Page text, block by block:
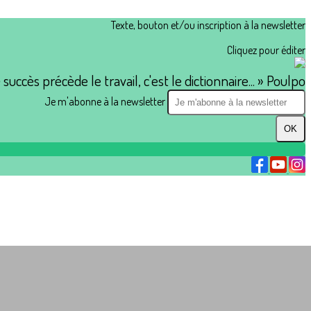
Texte, bouton et/ou inscription à la newsletter
Cliquez pour éditer
précède le travail, c'est le dictionnaire... » Poulpo
Je m'abonne à la newsletter
OK